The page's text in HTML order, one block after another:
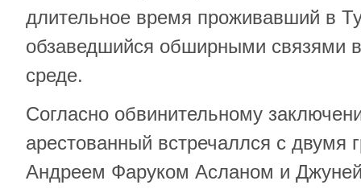
длительное время проживавший в
обзаведшийся обширными связями
среде.
Согласно обвинительному
арестованный встречаллся с двумя
Андреем Фаруком Асланом и